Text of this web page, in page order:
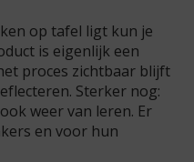
op tafel ligt kun je
is eigenlijk een
proces zichtbaar blijft
Sterker nog:
weer van leren. Er
en voor hun